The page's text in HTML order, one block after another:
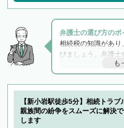
弁護士の選び方のポ
相続税の知識があり
びましょう。弁護
と他士業との連携
解決のみならず相
できます。また、
でフィーリングも重
で複数の弁護士と会
も
【新小岩駅徒歩5分】相続トラブ
親族間の紛争をスムーズに解決
します